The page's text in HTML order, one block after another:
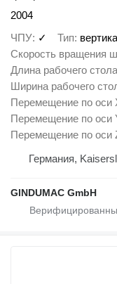
2004
ЧПУ ✓ Тип
Скорость вращения
Длина рабочего стола
Ширина рабочего
Перемещение по оси
Перемещение по оси
Перемещение по оси
Германия,
GINDUMAC GmbH